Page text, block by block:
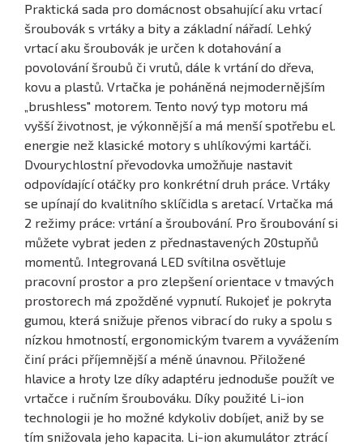
Praktická sada pro domácnost obsahující aku vrtací
šroubovák s vrtáky a bity a základní nářadí. Lehký
vrtací aku šroubovák je určen k dotahování a
povolování šroubů či vrutů, dále k vrtání do dřeva,
kovu a plastů. Vrtačka je poháněná nejmodernějším
„brushless" motorem. Tento nový typ motoru má
vyšší životnost, je výkonnější a má menší spotřebu el.
energie než klasické motory s uhlíkovými kartáči.
Dvourychlostní převodovka umožňuje nastavit
odpovídající otáčky pro konkrétní druh práce. Vrtáky
se upínají do kvalitního sklíčidla s aretací. Vrtačka má
2 režimy práce: vrtání a šroubování. Pro šroubování si
můžete vybrat jeden z přednastavených 20stupňů
momentů. Integrovaná LED svítilna osvětluje
pracovní prostor a pro zlepšení orientace v tmavých
prostorech má zpožděné vypnutí. Rukojeť je pokryta
gumou, která snižuje přenos vibrací do ruky a spolu s
nízkou hmotností, ergonomickým tvarem a vyvážením
činí práci příjemnější a méně únavnou. Přiložené
hlavice a hroty lze díky adaptéru jednoduše použít ve
vrtačce i ručním šroubováku. Díky použité Li-ion
technologii je ho možné kdykoliv dobíjet, aniž by se
tím snižovala jeho kapacita. Li-ion akumulátor ztrácí